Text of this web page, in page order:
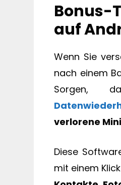
Bonus-
auf
Wenn Sie
nach einem
Sorgen,
verlorene
Diese
mit einem